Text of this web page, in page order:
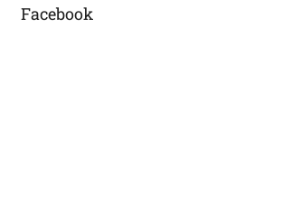
Facebook